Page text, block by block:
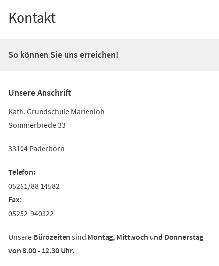
Kontakt
So können Sie uns erreichen!
Unsere Anschrift
Kath. Grundschule Marienloh
Sommerbrede 33
33104 Paderborn
Telefon:
05251/88 14582
Fax:
05252-940322
Unsere Bürozeiten sind Montag, Mittwoch und Donnerstag
von 8.00 - 12.30 Uhr.